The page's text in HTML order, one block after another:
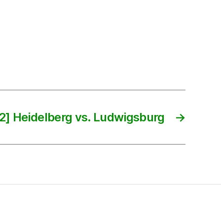
→
Heidelberg vs. Ludwigsburg